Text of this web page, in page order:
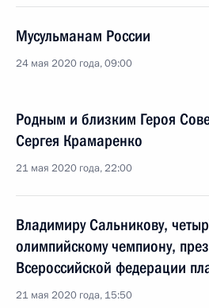
Мусульманам России
24 мая 2020 года, 09:00
Родным и близким Героя
Сергея Крамаренко
21 мая 2020 года, 22:00
Владимиру Сальникову,
олимпийскому чемпиону,
Всероссийской федерации
21 мая 2020 года, 15:50